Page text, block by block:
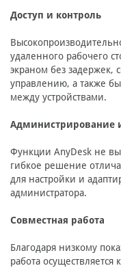
Доступ и контроль
удаленного рабочего
экраном без задержек,
управлению, а также
между устройствами.
Администрирование
Функции AnyDesk не
гибкое решение
для настройки и
администратора.
Совместная работа
Благодаря низкому
работа осуществляется